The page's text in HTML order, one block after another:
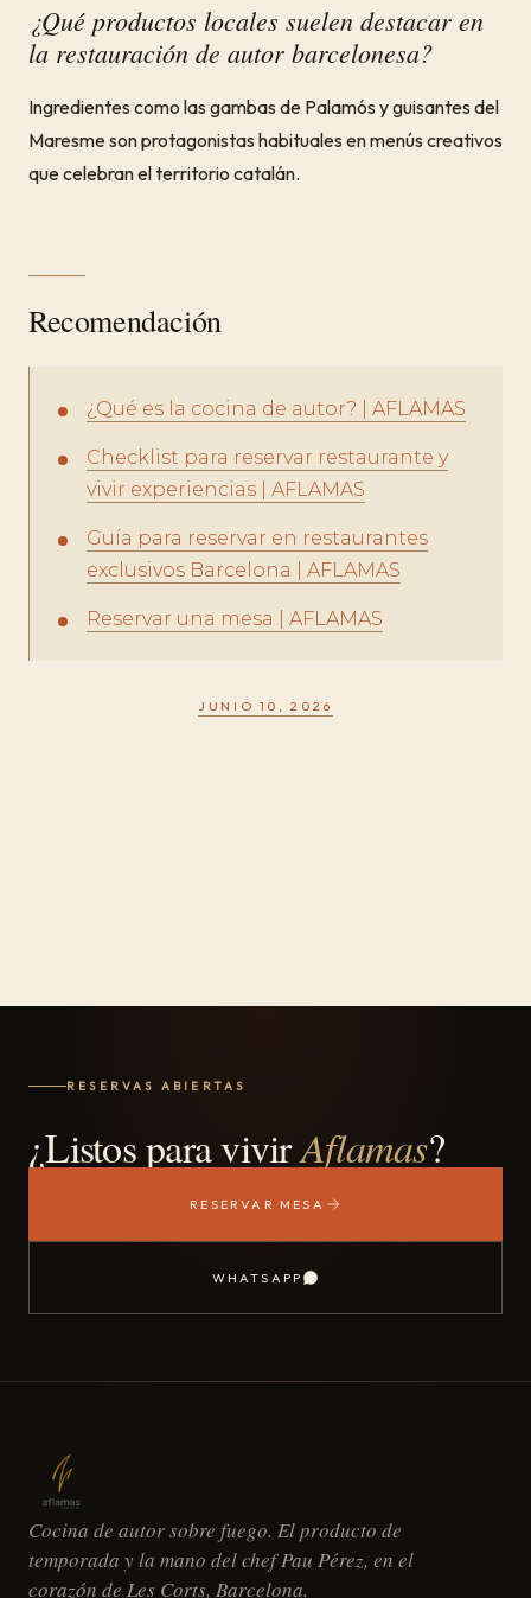
¿Qué productos locales suelen destacar en
la restauración de autor barcelonesa?
Ingredientes como las gambas de Palamós y guisantes del
Maresme son protagonistas habituales en menús creativos
que celebran el territorio catalán.
Recomendación
¿Qué es la cocina de autor? | AFLAMAS
Checklist para reservar restaurante y
vivir experiencias | AFLAMAS
Guía para reservar en restaurantes
exclusivos Barcelona | AFLAMAS
Reservar una mesa | AFLAMAS
JUNIO 10, 2026
RESERVAS ABIERTAS
¿Listos para vivirAflamas?
RESERVAR MESA
WHATSAPP
Cocina de autor sobre fuego. El producto de
temporada y la mano del chef Pau Pérez, en el
corazón de Les Corts, Barcelona.